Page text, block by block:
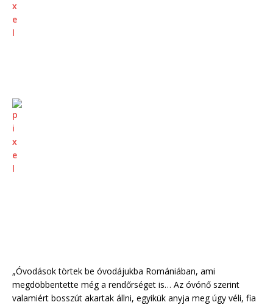
„Óvodások törtek be óvodájukba Romániában, ami
megdöbbentette még a rendőrséget is… Az óvónő szerint
valamiért bosszút akartak állni, egyikük anyja meg úgy véli, fia